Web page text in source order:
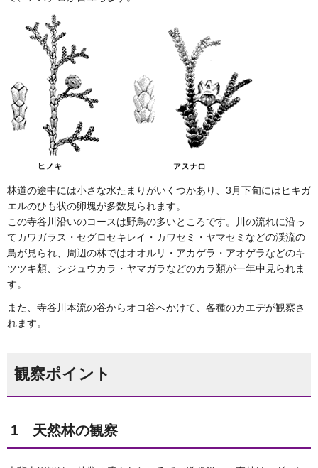
林道の途中には小さな水たまりがいくつかあり、3月下旬にはヒキガ
エルのひも状の卵塊が多数見られます。
この寺谷川沿いのコースは野鳥の多いところです。川の流れに沿っ
てカワガラス・セグロセキレイ・カワセミ・ヤマセミなどの渓流の
鳥が見られ、周辺の林ではオオルリ・アカゲラ・アオゲラなどのキ
ツツキ類、シジュウカラ・ヤマガラなどのカラ類が一年中見られま
す。
また、寺谷川本流の谷からオコ谷へかけて、各種のカエデが観察さ
れます。
観察ポイント
1 天然林の観察